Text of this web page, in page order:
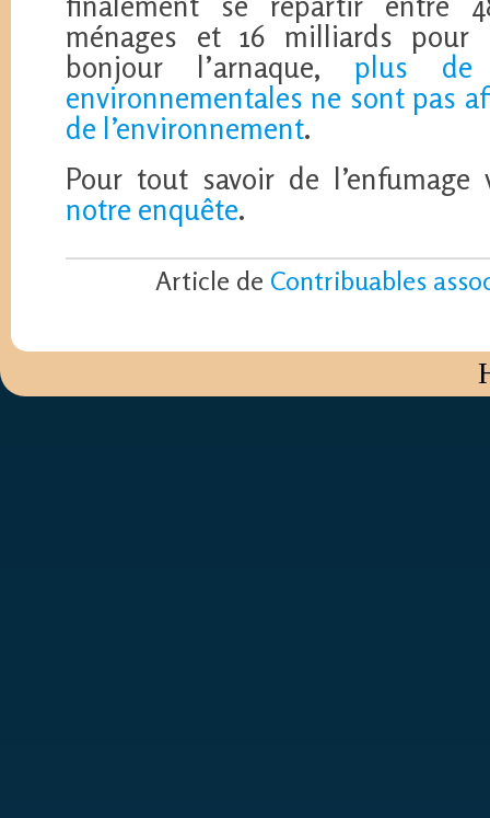
ménages et 16 milliards pour
bonjour l’arnaque, plus
environnementales ne sont pas
de l’environnement.
Pour tout savoir de
notre enquête.
Article de Contribuables